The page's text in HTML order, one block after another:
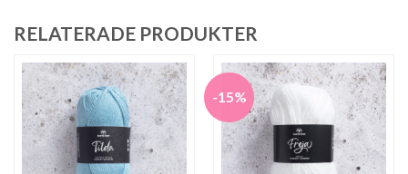
RELATERADE PRODUKTER
-15%